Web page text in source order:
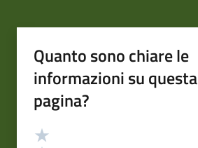
Quanto sono chiare le
informazioni su questa
pagina?
Valutazione